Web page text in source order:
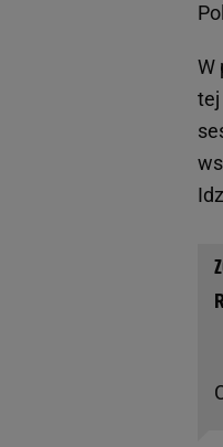
W
tej